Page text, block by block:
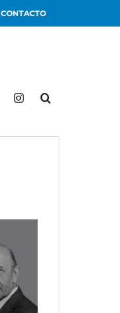
CONTACTO